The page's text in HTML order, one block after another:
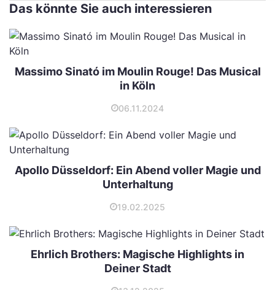
Das könnte Sie auch interessieren
Massimo Sinató im Moulin Rouge! Das Musical
in Köln
06.11.2024
Apollo Düsseldorf: Ein Abend voller Magie und
Unterhaltung
19.02.2025
Ehrlich Brothers: Magische Highlights in
Deiner Stadt